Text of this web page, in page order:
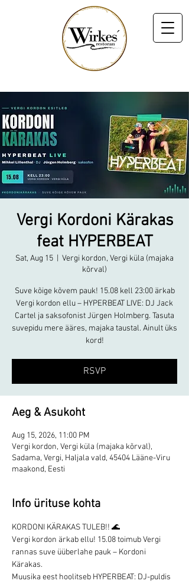
Vergi Kordoni Kärakas
feat HYPERBEAT
Sat, Aug 15
Vergi kordon, Vergi küla (majaka
kõrval)
Suve kõige kõvem pauk! 15.08 kell 23:00 ärkab
Vergi kordon ellu – HYPERBEAT LIVE: DJ Jack
Cartel ja saksofonist Jürgen Holmberg. Tasuta
suvepidu mere ääres, majaka taustal. Ainult üks
kord!
RSVP
Aeg & Asukoht
Aug 15, 2026, 11:00 PM
Vergi kordon, Vergi küla (majaka kõrval),
Sadama, Vergi, Haljala vald, 45404 Lääne-Viru
maakond, Eesti
Info ürituse kohta
KORDONI KÄRAKAS TULEB!! 🌊
Vergi kordon ärkab ellu! 15.08 toimub Vergi
rannas suve üüberlahe pauk – Kordoni
Kärakas.
Muusika eest hoolitseb HYPERBEAT: DJ-puldis